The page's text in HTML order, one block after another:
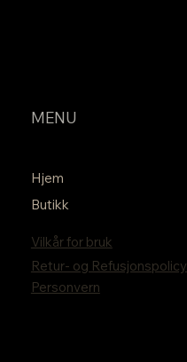
MENU
Hjem
Butikk
Vilkår for bruk
Retur- og Refusjonspolicy
Personvern